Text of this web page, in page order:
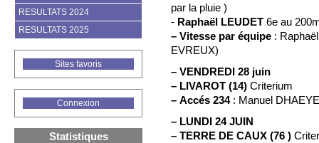
par la pluie )
- Raphaël LEUDET 6e au
– Vitesse par équipe :
EVREUX)
– VENDREDI 28 juin
– LIVAROT (14) Criterium
– Accés 234: Manuel
– LUNDI 24 JUIN
– TERRE DE CAUX (76 )
RESULTATS 2024
RESULTATS 2025
Sites favoris
Connexion
Statistiques